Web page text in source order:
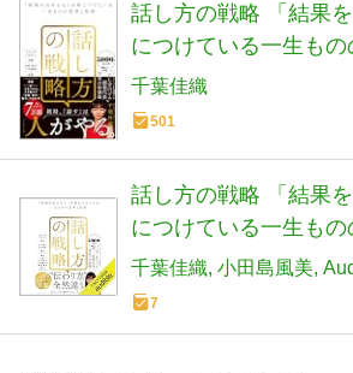
話し方の戦略 「結果
につけている一生も
千葉佳織
501
話し方の戦略 「結果
につけている一生も
千葉佳織 ⼩⽥島⾵美
7